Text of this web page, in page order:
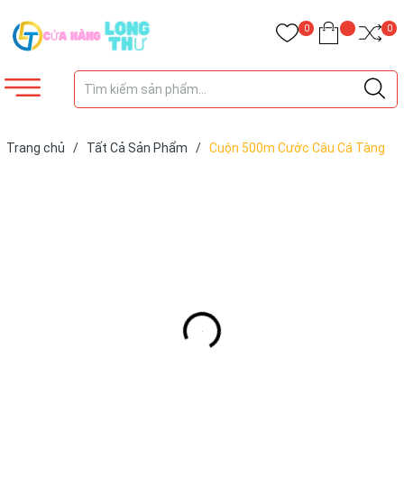
0 0
Trang chủ / Tất Cả Sản Phẩm / Cuộn 500m Cước Câu Cá Tàng